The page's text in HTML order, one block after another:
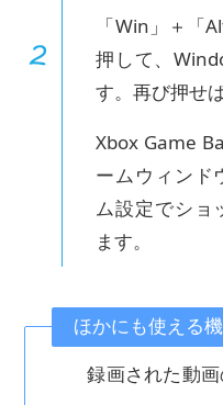
「Win」＋「
押して、
す。再び押せ
Xbox Game
ームウィンド
ム設定でショ
ます。
ほかにも使える
録画された動